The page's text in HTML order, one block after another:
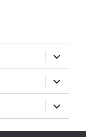
öffnen
öffnen
öffnen